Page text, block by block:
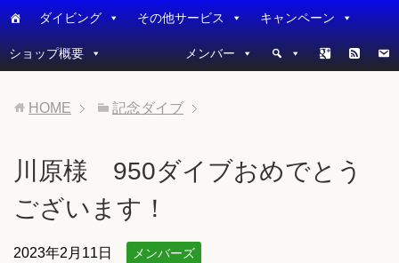
ダイビング その他サービス キャンペーン
ショップ概要 メンバー
HOME 記念ダイブ
川原様 950ダイブおめでとう
ございます！
2023年2月11日 メンバーズ